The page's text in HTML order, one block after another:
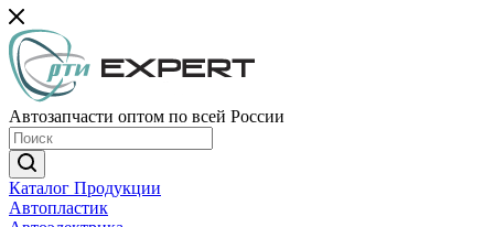
Автозапчасти оптом по всей России
Каталог Продукции
Автопластик